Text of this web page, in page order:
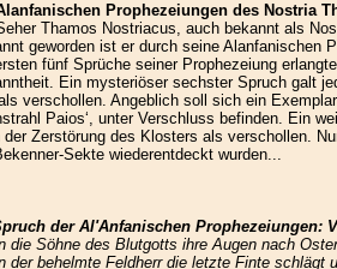
Prophezeiungen des Nostria
Thamos Nostriacus, auch bekannt als
geworden ist er durch seine Alanfanischen
fünf Sprüche seiner Prophezeiung
Ein mysteriöser sechster Spruch galt
verschollen. Angeblich soll sich ein
Paios‘, unter Verschluss befinden. Ein
der Zerstörung des Klosters als verschollen.
Sekte wiederentdeckt wurden...
der Al'Anfanischen Prophezeiungen:
die Söhne des Blutgotts ihre Augen nach
der behelmte Feldherr die letzte Finte schlägt